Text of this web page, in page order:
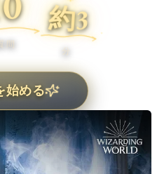
問
約3
分
始める